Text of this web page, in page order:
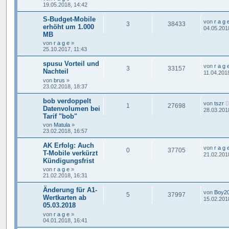
19.05.2018, 14:42
S-Budget-Mobile
erhöht um 1.000
MB
von r a g e »
25.10.2017, 11:43
3 38433 von r a g
spusu Vorteil und
Nachteil
von brus »
23.02.2018, 18:37
3 33157 von r a g
bob verdoppelt
Datenvolumen bei
Tarif "bob"
von Matula »
23.02.2018, 16:57
1 27698 von tszr
AK Erfolg: Auch
T-Mobile verkürzt
Kündigungsfrist
von r a g e »
21.02.2018, 16:31
0 37705 von r a g
Änderung für A1-
Wertkarten ab
05.03.2018
von r a g e »
04.01.2018, 16:41
5 37997 von